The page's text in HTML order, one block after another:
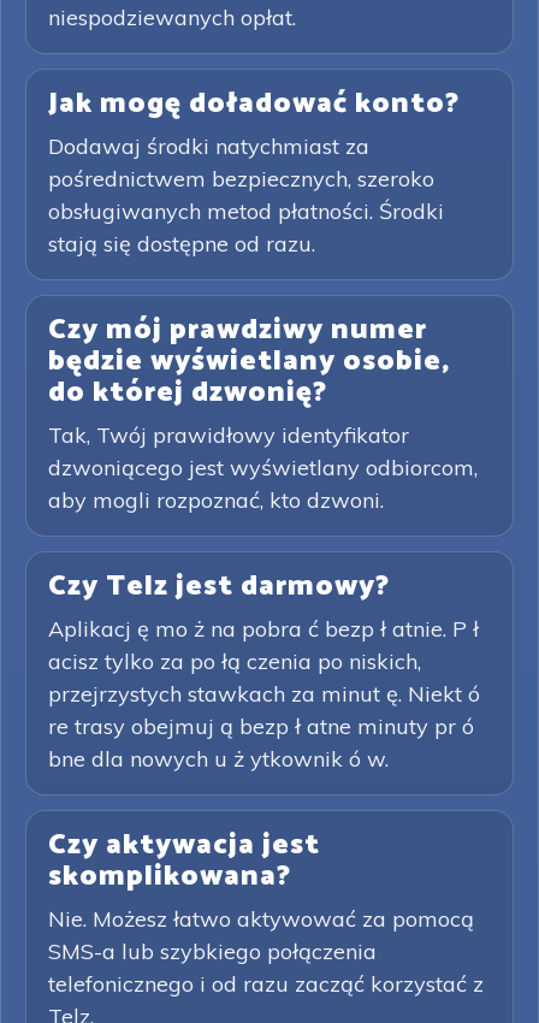
niespodziewanych opłat.
Jak mogę doładować konto?
Dodawaj środki natychmiast za
pośrednictwem bezpiecznych, szeroko
obsługiwanych metod płatności. Środki
stają się dostępne od razu.
Czy mój prawdziwy numer
będzie wyświetlany osobie,
do której dzwonię?
Tak, Twój prawidłowy identyfikator
dzwoniącego jest wyświetlany odbiorcom,
aby mogli rozpoznać, kto dzwoni.
Czy Telz jest darmowy?
Aplikacj ę mo ż na pobra ć bezp ł atnie. P ł
acisz tylko za po łą czenia po niskich,
przejrzystych stawkach za minut ę. Niekt ó
re trasy obejmuj ą bezp ł atne minuty pr ó
bne dla nowych u ż ytkownik ó w.
Czy aktywacja jest
skomplikowana?
Nie. Możesz łatwo aktywować za pomocą
SMS-a lub szybkiego połączenia
telefonicznego i od razu zacząć korzystać z
Telz.